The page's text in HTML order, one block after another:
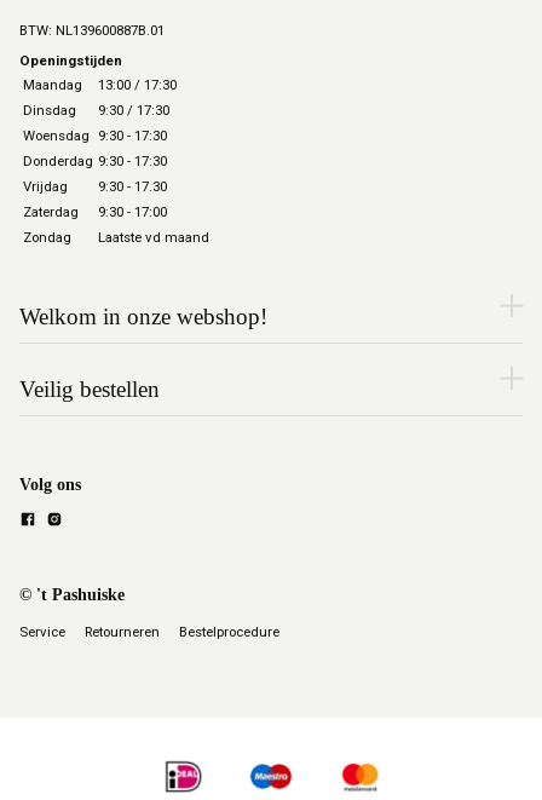
BTW: NL139600887B.01
Openingstijden
Maandag
13:00 / 17:30
Dinsdag
9:30 / 17:30
Woensdag
9:30 - 17:30
Donderdag 9:30 - 17:30
Vrijdag
9:30 - 17.30
Zaterdag
9:30 - 17:00
Zondag
Laatste vd maand
Welkom in onze webshop!
Veilig bestellen
Volg ons
© 't Pashuiske
Service Retourneren Bestelprocedure